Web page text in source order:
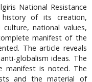
National Resistance
of its creation,
national values,
manifest of the
The article reveals
globalism ideas. The
manifest is noted. The
and the material of